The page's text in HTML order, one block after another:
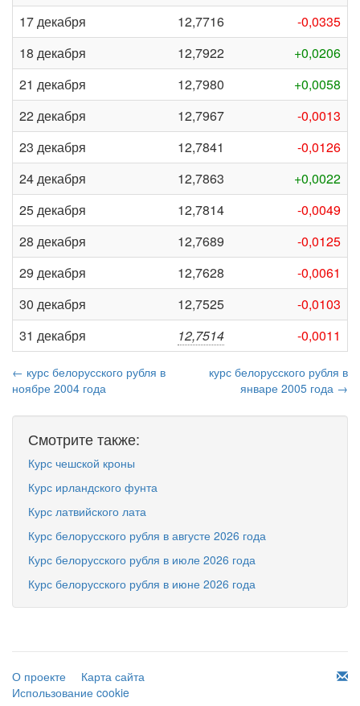
17 декабря
12,7716
-0,0335
18 декабря
12,7922
+0,0206
21 декабря
12,7980
+0,0058
22 декабря
12,7967
-0,0013
23 декабря
12,7841
-0,0126
24 декабря
12,7863
+0,0022
25 декабря
12,7814
-0,0049
28 декабря
12,7689
-0,0125
29 декабря
12,7628
-0,0061
30 декабря
12,7525
-0,0103
31 декабря
12,7514 -0,0011
← курс белорусского рубля в
ноябре 2004 года
курс белорусского рубля в
январе 2005 года →
Смотрите также:
Курс чешской кроны
Курс ирландского фунта
Курс латвийского лата
Курс белорусского рубля в августе 2026 года
Курс белорусского рубля в июле 2026 года
Курс белорусского рубля в июне 2026 года
О проекте
Карта сайта
Использование cookie